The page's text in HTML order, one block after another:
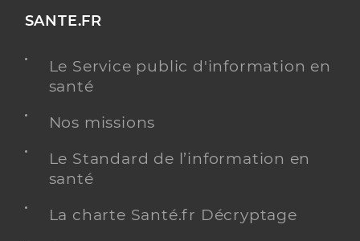
SANTE.FR
Le Service public d'information en
santé
Nos missions
Le Standard de l’information en
santé
La charte Santé.fr Décryptage